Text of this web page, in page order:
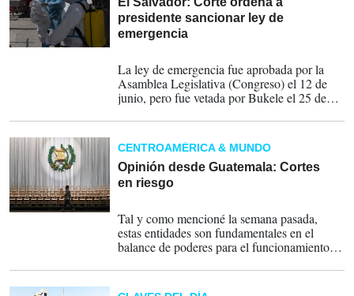
presidente sancionar ley de
emergencia
La ley de emergencia fue aprobada por la
Asamblea Legislativa (Congreso) el 12 de
junio, pero fue vetada por Bukele el 25 de
mayoría calificada lo superó, por lo que la
controversia legal entre poderes tuvo que ser
dirimida por la Corte.
CENTROAMÉRICA & MUNDO
Opinión desde Guatemala: Cortes
en riesgo
Tal y como mencioné la semana pasada,
estas entidades son fundamentales en el
balance de poderes para el funcionamiento
las personas que integran dichas instituciones
del Estado deben ser lo mejor de lo mejor.